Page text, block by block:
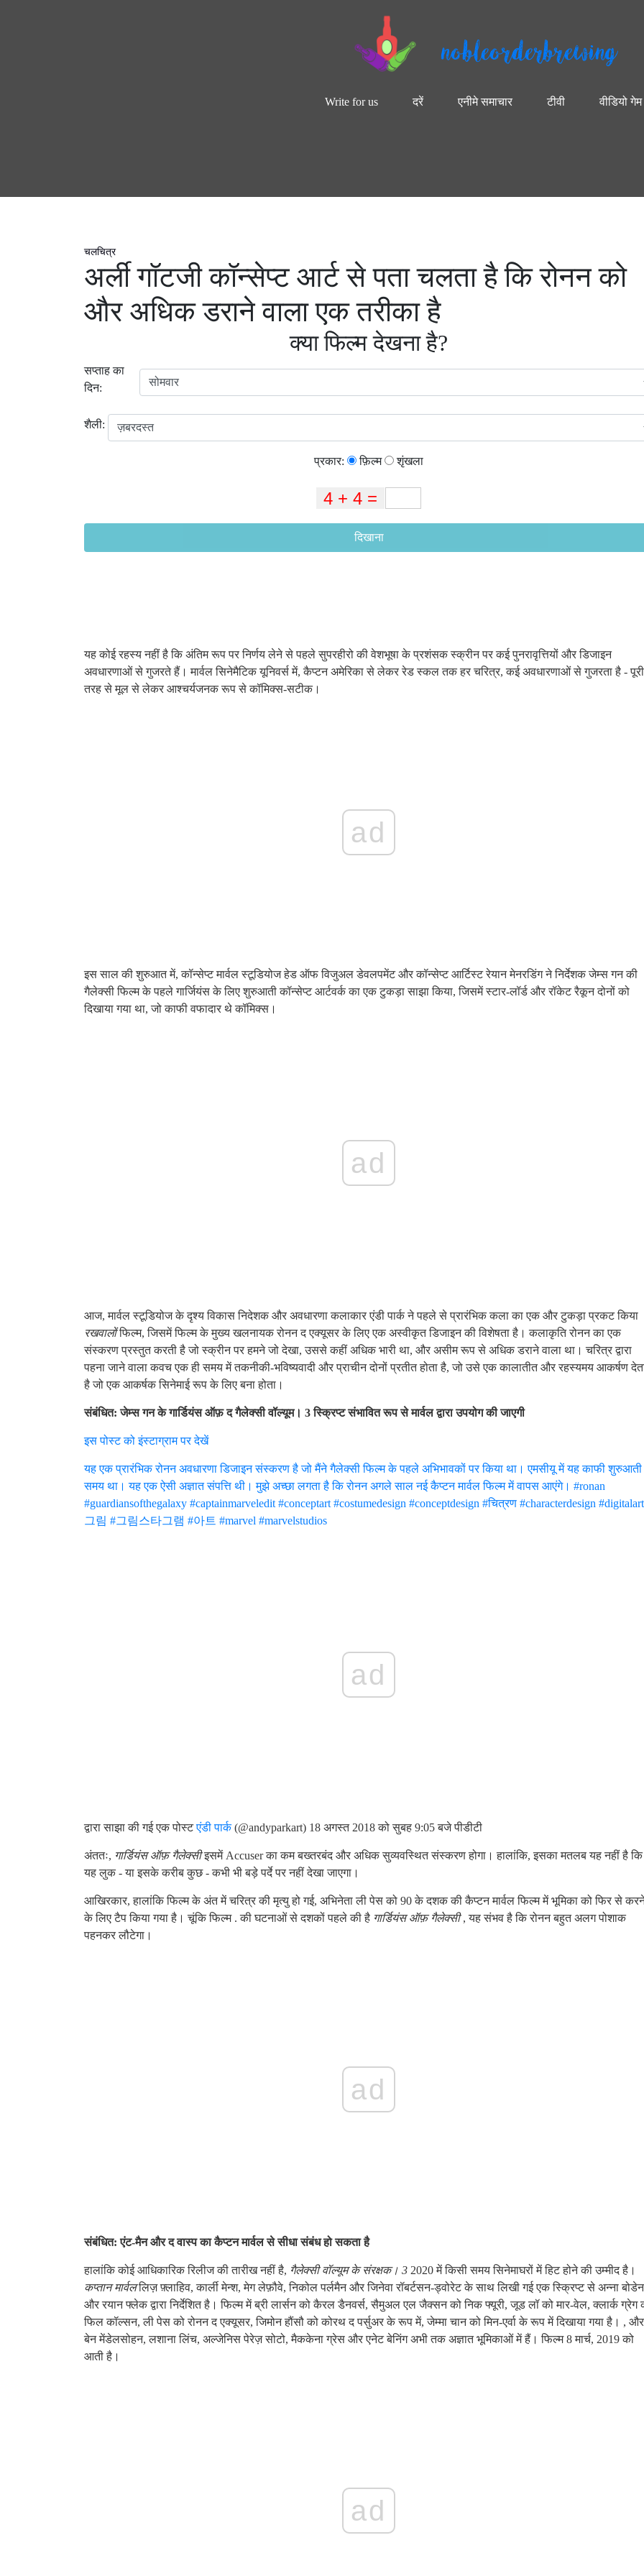
nobleorderbrewing
Write for us दरें एनीमे समाचार टीवी वीडियो गेम
चलचित्र
अर्ली गॉटजी कॉन्सेप्ट आर्ट से पता चलता है कि रोनन को
और अधिक डराने वाला एक तरीका है
क्या फिल्म देखना है?
सप्ताह का
दिन:
शैली:
प्रकार: फ़िल्म शृंखला
दिखाना
यह कोई रहस्य नहीं है कि अंतिम रूप पर निर्णय लेने से पहले सुपरहीरो की वेशभूषा के प्रशंसक स्क्रीन पर कई पुनरावृत्तियों और डिजाइन
अवधारणाओं से गुजरते हैं। मार्वल सिनेमैटिक यूनिवर्स में, कैप्टन अमेरिका से लेकर रेड स्कल तक हर चरित्र, कई अवधारणाओं से गुजरता है - पूरी
तरह से मूल से लेकर आश्चर्यजनक रूप से कॉमिक्स-सटीक।
ad
इस साल की शुरुआत में, कॉन्सेप्ट मार्वल स्टूडियोज हेड ऑफ विजुअल डेवलपमेंट और कॉन्सेप्ट आर्टिस्ट रेयान मेनरडिंग ने निर्देशक जेम्स गन की
गैलेक्सी फिल्म के पहले गार्जियंस के लिए शुरुआती कॉन्सेप्ट आर्टवर्क का एक टुकड़ा साझा किया, जिसमें स्टार-लॉर्ड और रॉकेट रैकून दोनों को
दिखाया गया था, जो काफी वफादार थे कॉमिक्स।
ad
आज, मार्वल स्टूडियोज के दृश्य विकास निदेशक और अवधारणा कलाकार एंडी पार्क ने पहले से प्रारंभिक कला का एक और टुकड़ा प्रकट किया
रखवालोंफिल्म, जिसमें फिल्म के मुख्य खलनायक रोनन द एक्यूसर के लिए एक अस्वीकृत डिजाइन की विशेषता है। कलाकृति रोनन का एक
संस्करण प्रस्तुत करती है जो स्क्रीन पर हमने जो देखा, उससे कहीं अधिक भारी था, और असीम रूप से अधिक डराने वाला था। चरित्र द्वारा
पहना जाने वाला कवच एक ही समय में तकनीकी-भविष्यवादी और प्राचीन दोनों प्रतीत होता है, जो उसे एक कालातीत और रहस्यमय आकर्षण
है जो एक आकर्षक सिनेमाई रूप के लिए बना होता।
संबंधित: जेम्स गन के गार्डियंस ऑफ़ द गैलेक्सी वॉल्यूम। 3 स्क्रिप्ट संभावित रूप से मार्वल द्वारा उपयोग की जाएगी
इस पोस्ट को इंस्टाग्राम पर देखें
यह एक प्रारंभिक रोनन अवधारणा डिजाइन संस्करण है जो मैंने गैलेक्सी फिल्म के पहले अभिभावकों पर किया था। एमसीयू में यह काफी शुरुआती
समय था। यह एक ऐसी अज्ञात संपत्ति थी। मुझे अच्छा लगता है कि रोनन अगले साल नई कैप्टन मार्वल फिल्म में वापस आएंगे। #ronan
#guardiansofthegalaxy #captainmarveledit #conceptart #costumedesign #conceptdesign #चित्रण #characterdesign
그림 #그림스타그램 #아트 #marvel #marvelstudios
ad
द्वारा साझा की गई एक पोस्टएंडी पार्क(@andyparkart) 18 अगस्त 2018 को सुबह 9:05 बजे पीडीटी
अंततः, गार्डियंस ऑफ़ गैलेक्सीइसमें Accuser का कम बख्तरबंद और अधिक सुव्यवस्थित संस्करण होगा। हालांकि, इसका मतलब यह नहीं है कि
यह लुक - या इसके करीब कुछ - कभी भी बड़े पर्दे पर नहीं देखा जाएगा।
आखिरकार, हालांकि फिल्म के अंत में चरित्र की मृत्यु हो गई, अभिनेता ली पेस को 90 के दशक की कैप्टन मार्वल फिल्म में भूमिका को फिर से
के लिए टैप किया गया है। चूंकि फिल्म . की घटनाओं से दशकों पहले की है गार्डियंस ऑफ़ गैलेक्सी, यह संभव है कि रोनन बहुत अलग पोशाक
पहनकर लौटेगा।
ad
संबंधित: एंट-मैन और द वास्प का कैप्टन मार्वल से सीधा संबंध हो सकता है
हालांकि कोई आधिकारिक रिलीज की तारीख नहीं है, गैलेक्सी वॉल्यूम के संरक्षक। 3 2020 में किसी समय सिनेमाघरों में हिट होने की उम्मीद है।
कप्तान मार्वललिज़ फ़्लाहिव, कार्ली मेन्श, मेग लेफ़ौवे, निकोल पर्लमैन और जिनेवा रॉबर्टसन-ड्वोरेट के साथ लिखी गई एक स्क्रिप्ट से अन्ना बोडेन
और रयान फ्लेक द्वारा निर्देशित है। फिल्म में ब्री लार्सन को कैरल डैनवर्स, सैमुअल एल जैक्सन को निक फ्यूरी, जूड लॉ को मार-वेल, क्लार्क ग्रेग
फिल कॉल्सन, ली पेस को रोनन द एक्यूसर, जिमोन हौंसौ को कोरथ द पर्सुअर के रूप में, जेम्मा चान को मिन-एर्वा के रूप में दिखाया गया है। , और
बेन मेंडेलसोहन, लशाना लिंच, अल्जेनिस पेरेज़ सोटो, मैककेना ग्रेस और एनेट बेनिंग अभी तक अज्ञात भूमिकाओं में हैं। फिल्म 8 मार्च, 2019 को
आती है।
ad